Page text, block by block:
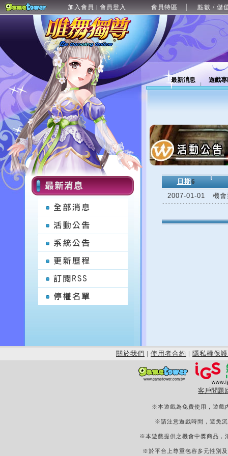
加入會員 | 會員登入 會員特區 點數 / 儲
最新消息 遊戲
日期 6
2007-01-01
機
關於我們 | 使用者合約 | 隱私權保護
客戶問題
※本遊戲為免費使用，遊戲
※請注意遊戲時間，避免
※本遊戲提供之機會中獎商品，
※於平台上尊重包容多元性別